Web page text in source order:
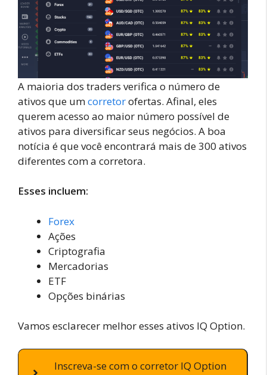
A maioria dos traders verifica o número de
ativos que umcorretorofertas. Afinal, eles
querem acesso ao maior número possível de
ativos para diversificar seus negócios. A boa
notícia é que você encontrará mais de 300 ativos
diferentes com a corretora.
Esses incluem:
Forex
Ações
Criptografia
Mercadorias
ETF
Opções binárias
Vamos esclarecer melhor esses ativos IQ Option.
Inscreva-se com o corretor IQ Option